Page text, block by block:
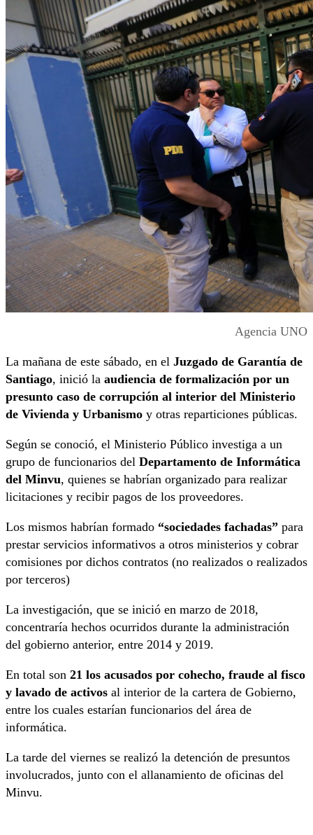
Agencia UNO
La mañana de este sábado, en el Juzgado de Garantía de
Santiago, inició la audiencia de formalización por un
presunto caso de corrupción al interior del Ministerio
de Vivienda y Urbanismo y otras reparticiones públicas.
Según se conoció, el Ministerio Público investiga a un
grupo de funcionarios del Departamento de Informática
del Minvu, quienes se habrían organizado para realizar
licitaciones y recibir pagos de los proveedores.
Los mismos habrían formado “sociedades fachadas” para
prestar servicios informativos a otros ministerios y cobrar
comisiones por dichos contratos (no realizados o realizados
por terceros)
La investigación, que se inició en marzo de 2018,
concentraría hechos ocurridos durante la administración
del gobierno anterior, entre 2014 y 2019.
En total son 21 los acusados por cohecho, fraude al fisco
y lavado de activos al interior de la cartera de Gobierno,
entre los cuales estarían funcionarios del área de
informática.
La tarde del viernes se realizó la detención de presuntos
involucrados, junto con el allanamiento de oficinas del
Minvu.